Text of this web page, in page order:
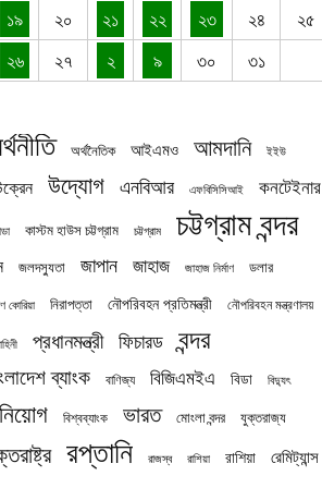
১৯
২০ ২১ ২২ ২৩ ২৪
২৫
২৬
২৭ ২ ৯ ৩০ ৩১
অর্থনৈতিক আইএমও আমদানি ইইউ
উদ্যোগ এনবিআর এফবিসিসিআই কনটেইনার
কাস্টম হাউস চট্টগ্রাম চট্টগ্রাম চট্টগ্রাম বন্দর
জলদস্যুতা জাপান জাহাজ জাহাজ নির্মাণ ডলার
কোরিয়া নিরাপত্তা নৌপরিবহন প্রতিমন্ত্রী নৌপরিবহন মন্ত্রণালয়
প্রধানমন্ত্রী ফিচারড বন্দর
ব্যাংক বাণিজ্য বিজিএমইএ বিডা বিদ্যুৎ
বিশ্বব্যাংক ভারত মোংলা বন্দর যুক্তরাজ্য
রপ্তানি রাজস্ব রাশিয়া রাশিয়া রেমিট্যান্স